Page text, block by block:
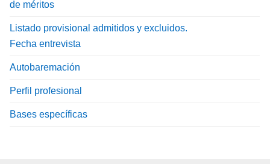
de méritos
Listado provisional admitidos y excluidos.
Fecha entrevista
Autobaremación
Perfil profesional
Bases específicas